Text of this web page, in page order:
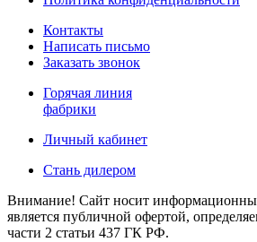
Контакты
Написать письмо
Заказать звонок
Горячая линия
фабрики
Личный кабинет
Стань дилером
Внимание! Сайт носит
является публичной офертой,
части 2 статьи 437 ГК РФ.